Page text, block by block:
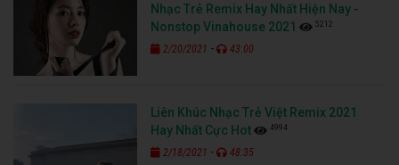
Nhạc Trẻ Remix Hay Nhất Hiện Nay -
Nonstop Vinahouse 2021
5212
2/20/2021 - 43:00
Liên Khúc Nhạc Trẻ Việt Remix 2021
Hay Nhất Cực Hot
4994
2/18/2021 - 48:35